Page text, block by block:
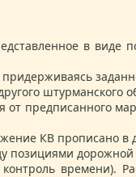
в виде
штурманского
от предписанного
КВ прописано в
позициями дорожной
времени).